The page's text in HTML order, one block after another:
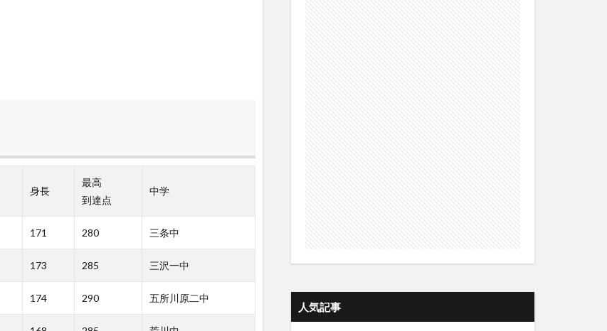
身長
最高
到達点
中学
171 280 三条中
173 285 三沢一中
174 290 五所川原二中
人気記事